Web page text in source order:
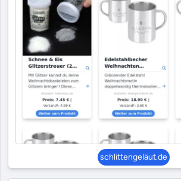
schlittengeläut.de